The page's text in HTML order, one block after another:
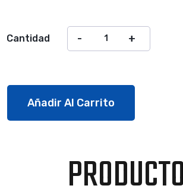
Cantidad
Añadir Al Carrito